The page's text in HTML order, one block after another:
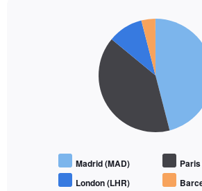
Madrid (MAD)
London (LHR)